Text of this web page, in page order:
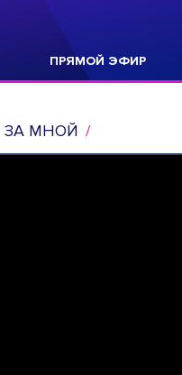
ПРЯМОЙ ЭФИР
ЗА МНОЙ